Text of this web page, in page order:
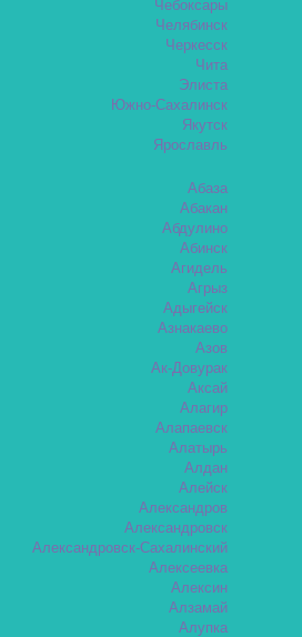
Чебоксары
Челябинск
Черкесск
Чита
Элиста
Южно-Сахалинск
Якутск
Ярославль
Абаза
Абакан
Абдулино
Абинск
Агидель
Агрыз
Адыгейск
Азнакаево
Азов
Ак-Довурак
Аксай
Алагир
Алапаевск
Алатырь
Алдан
Алейск
Александров
Александровск
Александровск-Сахалинский
Алексеевка
Алексин
Алзамай
Алупка